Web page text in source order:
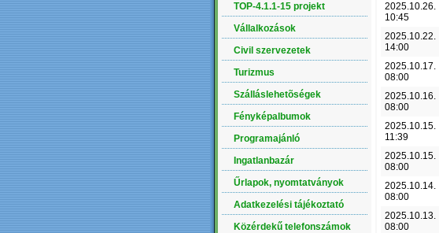
TOP-4.1.1-15 projekt
Vállalkozások
Civil szervezetek
Turizmus
Szálláslehetõségek
Fényképalbumok
Programajánló
Ingatlanbazár
Űrlapok, nyomtatványok
Adatkezelési tájékoztató
Közérdekű telefonszámok
2025.10.26.
10:45
2025.10.22.
14:00
2025.10.17.
08:00
2025.10.16.
08:00
2025.10.15.
11:39
2025.10.15.
08:00
2025.10.14.
08:00
2025.10.13.
08:00